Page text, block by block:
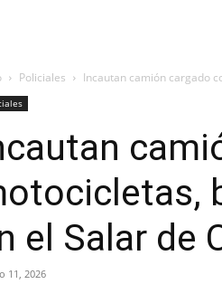
Policiales Incautan camión cargado
el Salar de
11, 2026